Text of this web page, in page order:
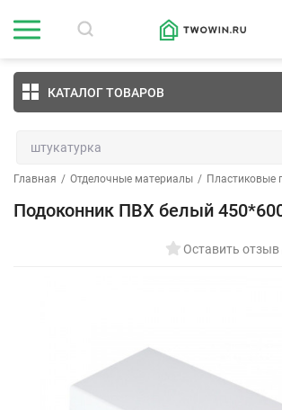
КАТАЛОГ ТОВАРОВ
Главная / Отделочные материалы / Пластиковые
Подоконник ПВХ белый
Оставить отзыв